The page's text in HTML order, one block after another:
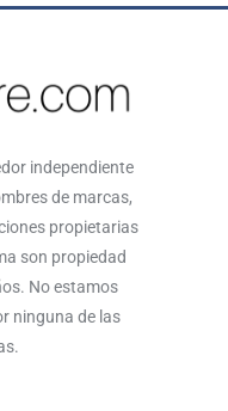
independiente
de marcas,
propietarias
son propiedad
No estamos
ninguna de las